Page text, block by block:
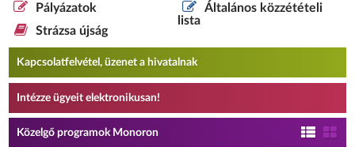
Pályázatok
Strázsa újság
Általános közzétételi
lista
Kapcsolatfelvétel, üzenet a hivatalnak
Intézze ügyeit elektronikusan!
Közelgő programok Monoron